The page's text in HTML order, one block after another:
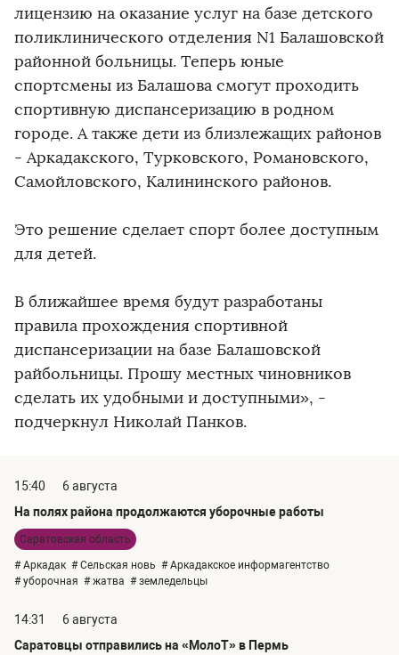
лицензию на оказание услуг на базе детского
поликлинического отделения N1 Балашовской
районной больницы. Теперь юные
спортсмены из Балашова смогут проходить
спортивную диспансеризацию в родном
городе. А также дети из близлежащих районов
- Аркадакского, Турковского, Романовского,
Самойловского, Калининского районов.
Это решение сделает спорт более доступным
для детей.
В ближайшее время будут разработаны
правила прохождения спортивной
диспансеризации на базе Балашовской
райбольницы. Прошу местных чиновников
сделать их удобными и доступными», -
подчеркнул Николай Панков.
15:40
6 августа
На полях района продолжаются уборочные работы
Саратовская область
# Аркадак # Сельская новь # Аркадакское информагентство
# уборочная # жатва # земледельцы
14:31
6 августа
Саратовцы отправились на «МолоТ» в Пермь